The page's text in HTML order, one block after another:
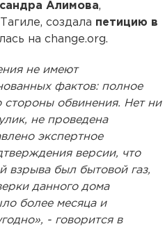
Алимова,
создала петицию в
на change.org.
не имеют
фактов: полное
стороны обвинения. Нет ни
не проведена
экспертное
версии, что
взрыва был бытовой газ,
данного дома
более месяца и
- говорится в